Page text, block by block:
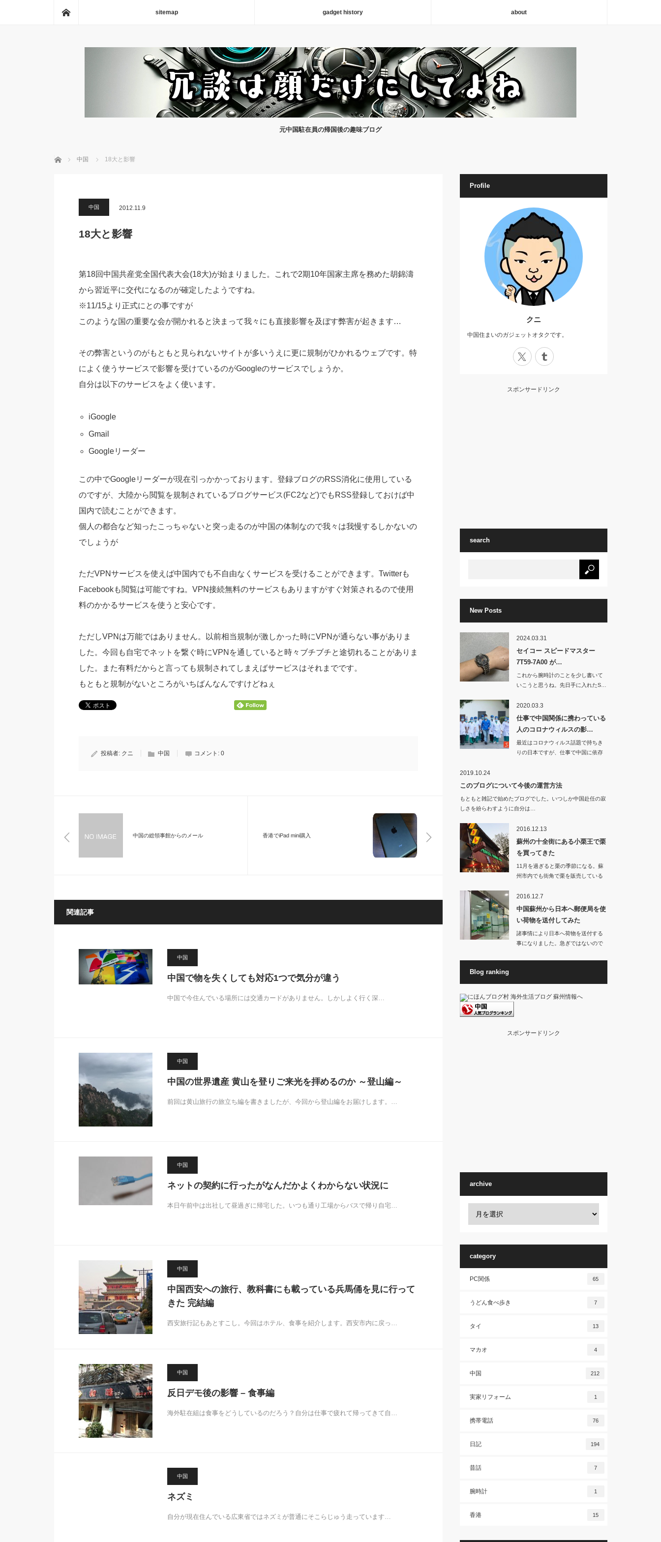
sitemap gadget history about
元中国駐在員の帰国後の趣味ブログ
ホーム 中国 18大と影響
中国 2012.11.9
18大と影響
第18回中国共産党全国代表大会(18大)が始まりました。これで2期10年国家主席を務めた胡錦濤
から習近平に交代になるのが確定したようですね。
※11/15より正式にとの事ですが
このような国の重要な会が開かれると決まって我々にも直接影響を及ぼす弊害が起きます…
その弊害というのがもともと見られないサイトが多いうえに更に規制がひかれるウェブです。特
によく使うサービスで影響を受けているのがGoogleのサービスでしょうか。
自分は以下のサービスをよく使います。
iGoogle
Gmail
Googleリーダー
この中でGoogleリーダーが現在引っかかっております。登録ブログのRSS消化に使用している
のですが、大陸から閲覧を規制されているブログサービス(FC2など)でもRSS登録しておけば中
国内で読むことができます。
個人の都合など知ったこっちゃないと突っ走るのが中国の体制なので我々は我慢するしかないの
でしょうが
ただVPNサービスを使えば中国内でも不自由なくサービスを受けることができます。Twitterも
Facebookも閲覧は可能ですね。VPN接続無料のサービスもありますがすぐ対策されるので使用
料のかかるサービスを使うと安心です。
ただしVPNは万能ではありません。以前相当規制が激しかった時にVPNが通らない事がありま
した。今回も自宅でネットを繋ぐ時にVPNを通していると時々ブチブチと途切れることがありま
した。また有料だからと言っても規制されてしまえばサービスはそれまでです。
もともと規制がないところがいちばんなんですけどねぇ
投稿者: クニ 中国 コメント: 0
中国の総領事館からのメール 香港でiPad mini購入
関連記事
中国
中国で物を失くしても対応1つで気分が違う
中国で今住んでいる場所には交通カードがありません。しかしよく行く深…
中国
中国の世界遺産 黄山を登りご来光を拝めるのか ～登山編～
前回は黄山旅行の旅立ち編を書きましたが、今回から登山編をお届けします。…
中国
ネットの契約に行ったがなんだかよくわからない状況に
本日午前中は出社して昼過ぎに帰宅した。いつも通り工場からバスで帰り自宅…
中国
中国西安への旅行、教科書にも載っている兵馬俑を見に行って
きた 完結編
西安旅行記もあとすこし。今回はホテル、食事を紹介します。西安市内に戻っ…
中国
反日デモ後の影響 – 食事編
海外駐在組は食事をどうしているのだろう？自分は仕事で疲れて帰ってきて自…
中国
ネズミ
自分が現在住んでいる広東省ではネズミが普通にそこらじゅう走っています…
Profile
クニ
中国住まいのガジェットオタクです。
スポンサードリンク
search
New Posts
2024.03.31
セイコー スピードマスター
7T59-7A00 が…
これから腕時計のことを少し書いて
いこうと思うね。先日手に入れたS…
2020.03.3
仕事で中国関係に携わっている
人のコロナウィルスの影…
最近はコロナウィルス話題で持ちき
りの日本ですが、仕事で中国に依存
2019.10.24
このブログについて今後の運営方法
もともと雑記で始めたブログでした。いつしか中国赴任の寂
しさを紛らわすように自分は…
2016.12.13
蘇州の十全街にある小栗王で栗
を買ってきた
11月を過ぎると栗の季節になる。蘇
州市内でも街角で栗を販売している
2016.12.7
中国蘇州から日本へ郵便局を使
い荷物を送付してみた
諸事情により日本へ荷物を送付する
事になりました。急ぎではないので
Blog ranking
スポンサードリンク
archive
category
PC関係 65
うどん食べ歩き 7
タイ 13
マカオ 4
中国 212
実家リフォーム 1
携帯電話 76
日記 194
昔話 7
腕時計 1
香港 15